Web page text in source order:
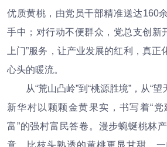
优质黄桃，由党员干部精准送达160
手中；对行动不便群众，党总支创新
上门”服务，让产业发展的红利，真
心头的暖流。
从“荒山凸岭”到“桃源胜境”，从“望
新华村以颗颗金黄果实，书写着“
富”的强村富民答卷。漫步蜿蜒桃林
意，比枝头熟透的黄桃更显甘甜。